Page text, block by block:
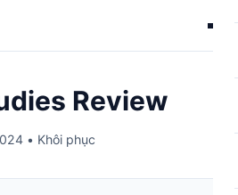
Review
• Khôi phục